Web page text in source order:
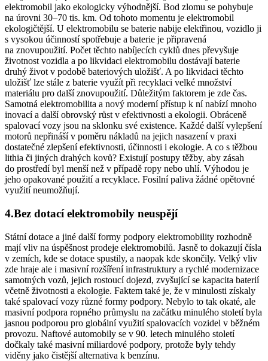
elektromobil jako ekologicky výhodnější. Bod zlomu se pohybuje
na úrovni 30–70 tis. km. Od tohoto momentu je elektromobil
ekologičtější. U elektromobilu se baterie nabije elektřinou, vozidlo ji
s vysokou účinností spotřebuje a baterie je připravená
na znovupoužití. Počet těchto nabíjecích cyklů dnes převyšuje
životnost vozidla a po likvidaci elektromobilu dostávají baterie
druhý život v podobě bateriových uložišť. A po likvidaci těchto
uložišť lze stále z baterie využít při recyklaci velké množství
materiálu pro další znovupoužití. Důležitým faktorem je zde čas.
Samotná elektromobilita a nový moderní přístup k ní nabízí mnoho
inovací a další obrovský růst v efektivnosti a ekologii. Obráceně
spalovací vozy jsou na sklonku své existence. Každé další vylepšení
motorů nepřináší v poměru nákladů na jejich nasazení v praxi
dostatečné zlepšení efektivnosti, účinnosti i ekologie. A co s těžbou
lithia či jiných drahých kovů? Existují postupy těžby, aby zásah
do prostředí byl menší než v případě ropy nebo uhlí. Výhodou je
jeho opakované použití a recyklace. Fosilní paliva žádné opětovné
využití neumožňují.
4.Bez dotacíelektromobily neuspějí
Státní dotace a jiné další formy podpory elektromobility rozhodně
mají vliv na úspěšnost prodeje elektromobilů. Jasně to dokazují čísla
v zemích, kde se dotace spustily, a naopak kde skončily. Velký vliv
zde hraje ale i masivní rozšíření infrastruktury a rychlé modernizace
samotných vozů, jejich rostoucídojezd, zvyšující se kapacita baterií
včetně životnosti a ekologie. Faktem také je, že v minulosti získaly
také spalovací vozy různé formy podpory. Nebylo to tak okaté, ale
masivní podpora ropného průmyslu na začátku minulého století byla
jasnou podporou pro globálnívyužití spalovacích vozidel v běžném
provozu. Naftové automobily se v 90. letech minulého století
dočkaly také masivní miliardové podpory, protože byly tehdy
viděny jako čistější alternativa k benzínu.